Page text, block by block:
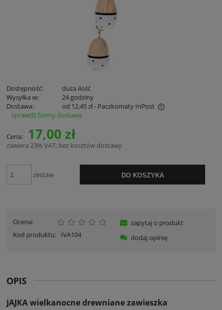
Dostępność:
duża ilość
Wysyłka w:
24 godziny
Dostawa:
od 12,45 zł- Paczkomaty InPost
Cena nie zawiera ewentualnych kosztów płatności
sprawdź formy dostawy
Cena: 17,00 zł
zawiera 23% VAT, bez kosztów dostawy
zestaw DO KOSZYKA
Ocena:
Kod produktu:
IVA104
zapytaj o produkt
dodaj opinię
OPIS
JAJKA wielkanocne drewniane zawieszka